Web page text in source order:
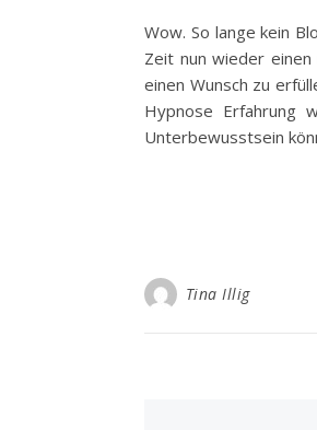
Wow. So lange kein
Zeit nun wieder
einen Wunsch zu
Hypnose Erfahrung
Unterbewusstsein
Tina Illig